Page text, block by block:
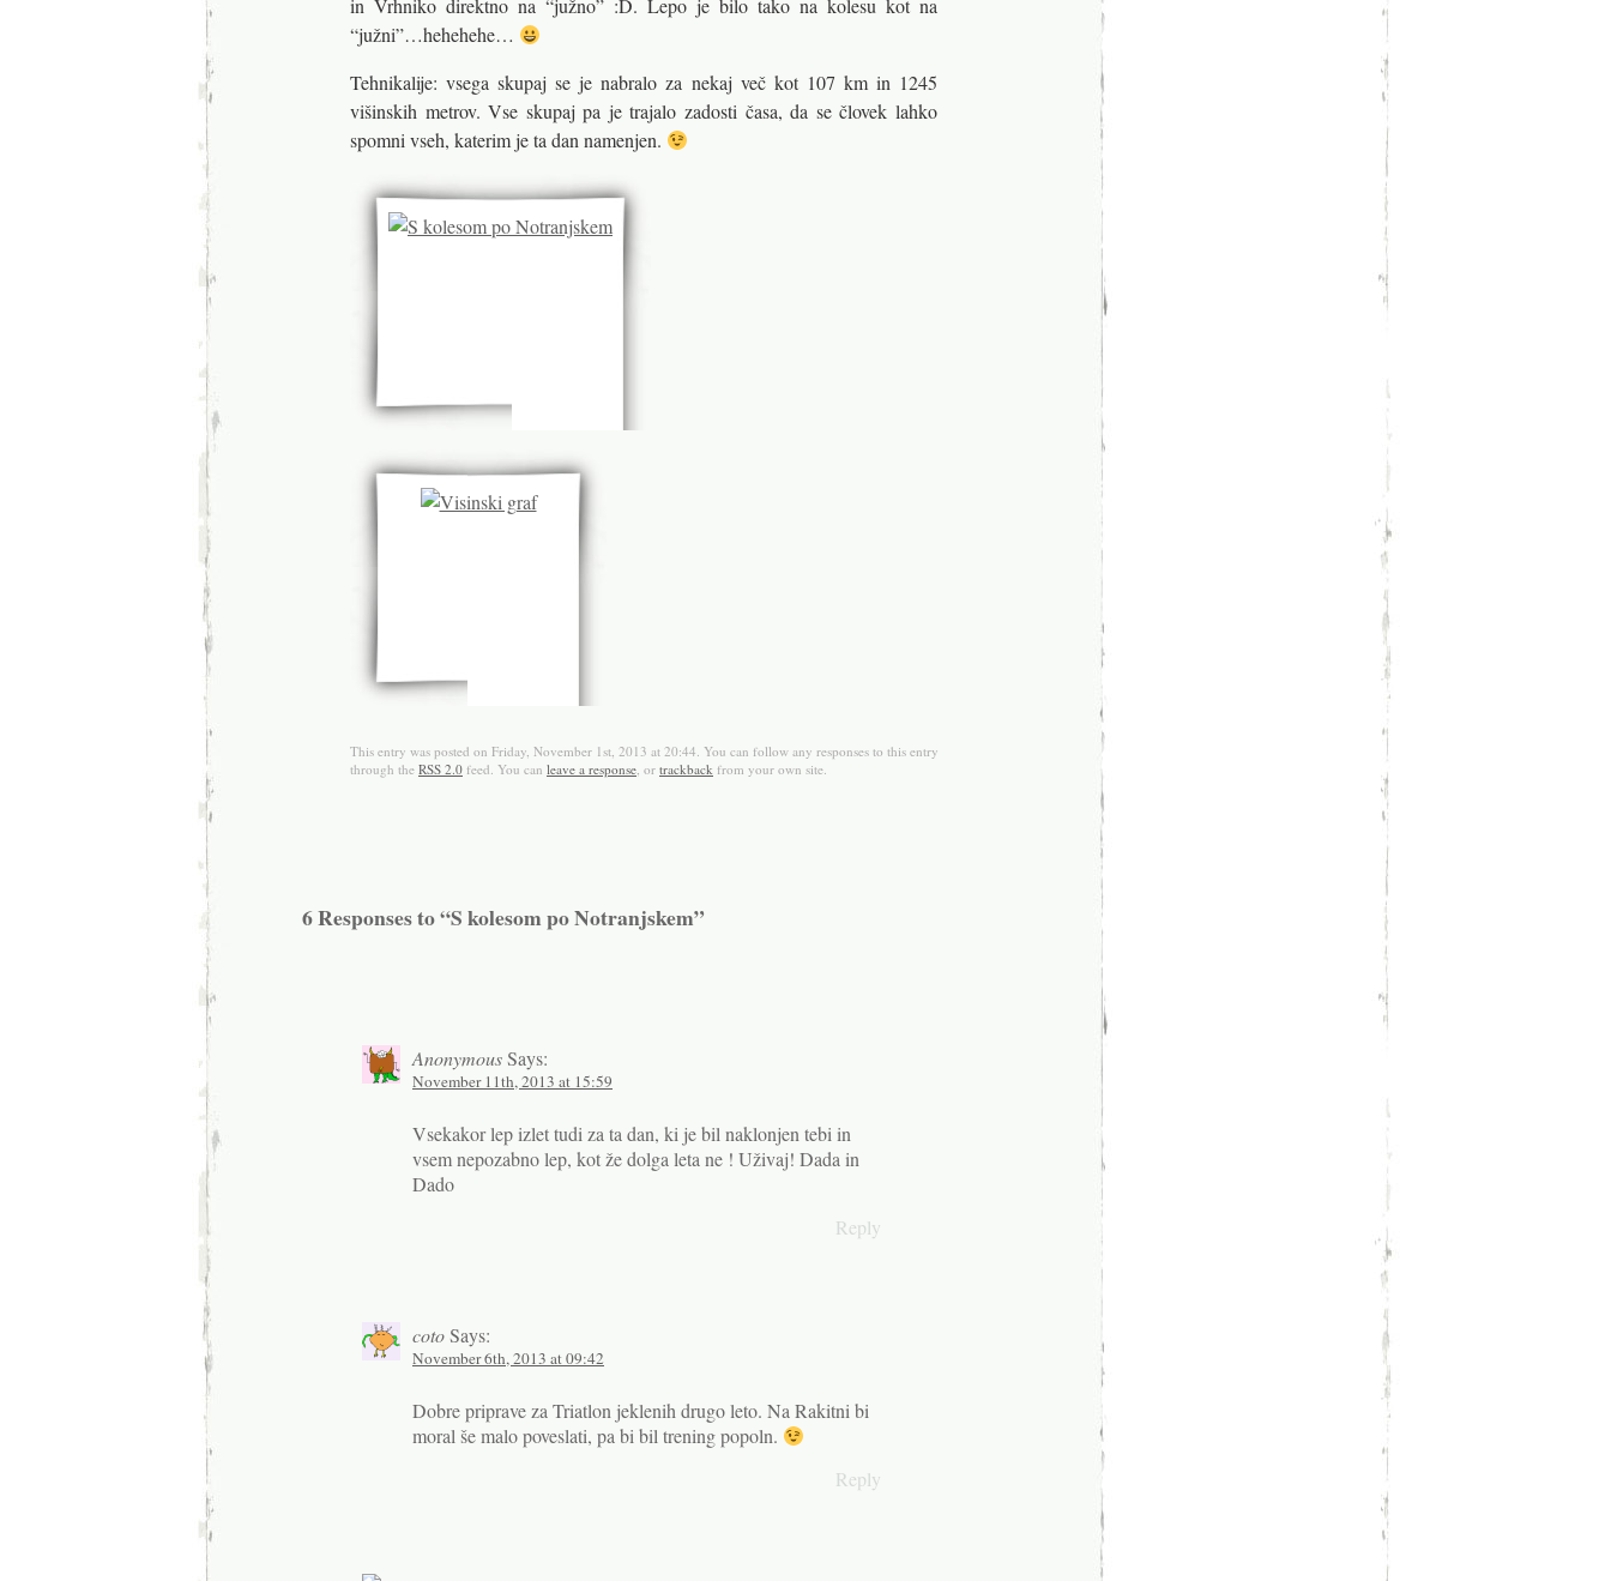
in Vrhniko direktno na “južno” :D. Lepo je bilo tako na kolesu kot na
“južni”…hehehehe…
Tehnikalije: vsega skupaj se je nabralo za nekaj več kot 107 km in 1245
višinskih metrov. Vse skupaj pa je trajalo zadosti časa, da se človek lahko
spomni vseh, katerim je ta dan namenjen.
This entry was posted on Friday, November 1st, 2013 at 20:44. You can follow any responses to this entry
through the RSS 2.0 feed. You can leave a response, or trackback from your own site.
6 Responses to “S kolesom po Notranjskem”
AnonymousSays:
November 11th, 2013 at 15:59
Vsekakor lep izlet tudi za ta dan, ki je bil naklonjen tebi in
vsem nepozabno lep, kot že dolga leta ne ! Uživaj! Dada in
Dado
Reply
cotoSays:
November 6th, 2013 at 09:42
Dobre priprave za Triatlon jeklenih drugo leto. Na Rakitni bi
moral še malo poveslati, pa bi bil trening popoln.
Reply